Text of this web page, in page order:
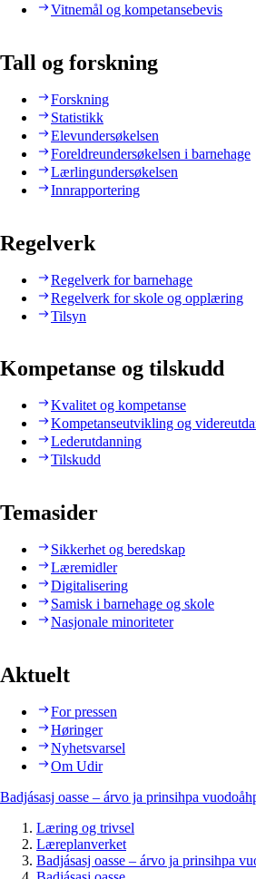
Vitnemål og kompetansebevis
Tall og forskning
Forskning
Statistikk
Elevundersøkelsen
Foreldreundersøkelsen i barnehage
Lærlingundersøkelsen
Innrapportering
Regelverk
Regelverk for barnehage
Regelverk for skole og opplæring
Tilsyn
Kompetanse og tilskudd
Kvalitet og kompetanse
Kompetanseutvikling og
Lederutdanning
Tilskudd
Temasider
Sikkerhet og beredskap
Læremidler
Digitalisering
Samisk i barnehage og skole
Nasjonale minoriteter
Aktuelt
For pressen
Høringer
Nyhetsvarsel
Om Udir
Badjásasj oasse – árvo ja prinsihpa
Læring og trivsel
Læreplanverket
Badjásasj oasse – árvo ja prinsihpa